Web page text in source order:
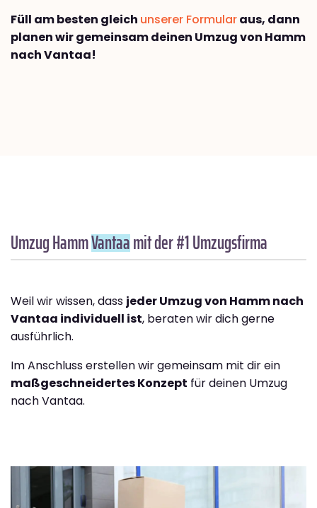
Füll am besten gleich unserer Formularaus, dann
planen wir gemeinsam deinen Umzug von Hamm
nach Vantaa!
Umzug HammVantaamit der #1 Umzugsfirma
Weil wir wissen, dass jeder Umzug von Hamm nach
Vantaa individuell ist, beraten wir dich gerne
ausführlich.
Im Anschluss erstellen wir gemeinsam mit dir ein
maßgeschneidertes Konzept für deinen Umzug
nach Vantaa.